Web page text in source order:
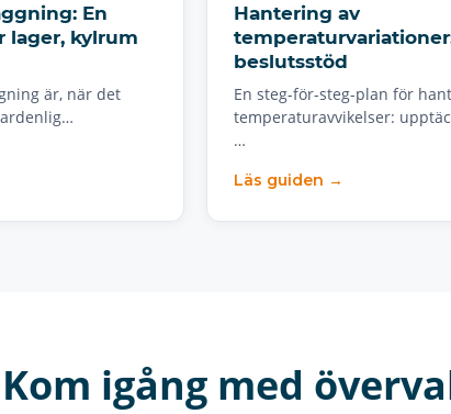
En
lager, kylrum
är, när det
Hantering av
beslutsstöd
En steg-för-steg-plan för
temperaturavvikelser:
…
Läs guiden →
Kom igång med